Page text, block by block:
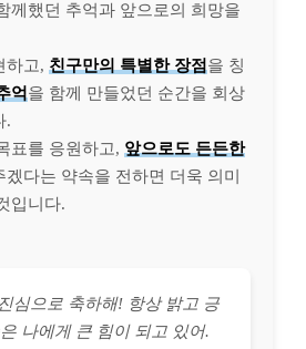
께했던 추억과 앞으로의 희망을
하고, 친구만의 특별한 장점 을 칭
억 을 함께 만들었던 순간을 회상
.
표를 응원하고, 앞으로도 든든한
겠다는 약속을 전하면 더욱 의미
입니다.
심으로 축하해! 항상 밝고 긍
나에게 큰 힘이 되고 있어.